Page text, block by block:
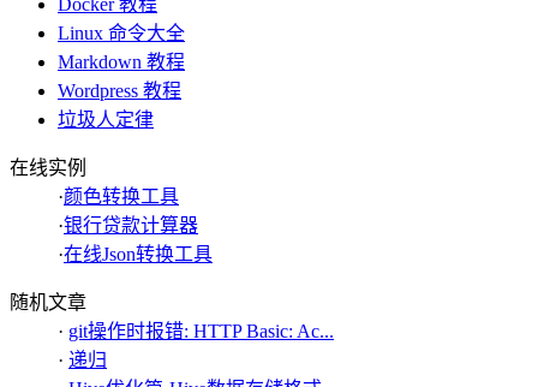
Docker 教程
Linux 命令大全
Markdown 教程
Wordpress 教程
垃圾人定律
在线实例
·颜色转换工具
·银行贷款计算器
·在线Json转换工具
随机文章
· git操作时报错: HTTP Basic: Ac...
· 递归